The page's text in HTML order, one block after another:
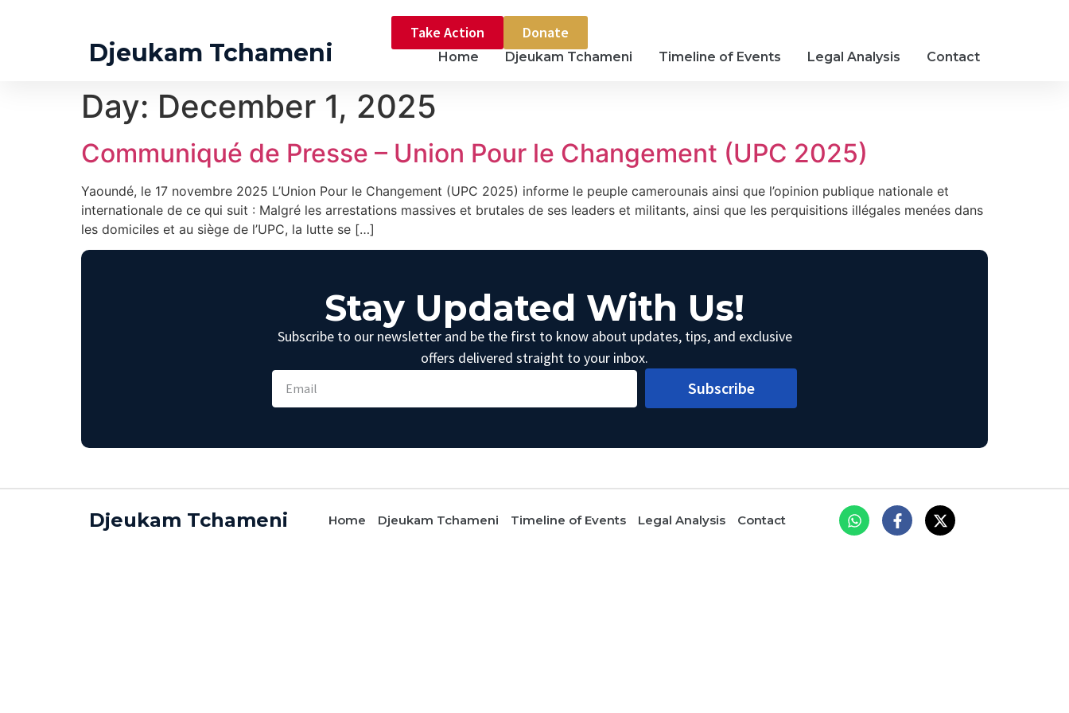
Djeukam Tchameni
Take Action Donate
Home Djeukam Tchameni Timeline of Events Legal Analysis Contact
Day: December 1, 2025
Communiqué de Presse – Union Pour le Changement (UPC 2025)
Yaoundé, le 17 novembre 2025 L’Union Pour le Changement (UPC 2025) informe le peuple camerounais ainsi que l’opinion publique nationale et
internationale de ce qui suit : Malgré les arrestations massives et brutales de ses leaders et militants, ainsi que les perquisitions illégales menées dans
les domiciles et au siège de l’UPC, la lutte se […]
Stay Updated With Us!
Subscribe to our newsletter and be the first to know about updates, tips, and exclusive
offers delivered straight to your inbox.
Subscribe
Djeukam Tchameni Home Djeukam Tchameni Timeline of Events Legal Analysis Contact